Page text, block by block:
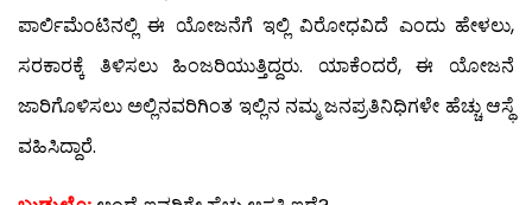
ಪಾರ್ಲಿಮೆಂಟಿನಲ್ಲಿ ಈ ಯೋಜನೆಗೆ ಇಲ್ಲಿ ವಿರೋಧವಿದೆ ಎಂದು ಹೇಳಲು,
ಸರಕಾರಕ್ಕೆ ತಿಳಿಸಲು ಹಿಂಜರಿಯುತ್ತಿದ್ದರು. ಯಾಕೆಂದರೆ, ಈ ಯೋಜನೆ
ಜಾರಿಗೊಳಿಸಲು ಅಲ್ಲಿನವರಿಗಿಂತ ಇಲ್ಲಿನ ನಮ್ಮ ಜನಪ್ರತಿನಿಧಿಗಳೇ ಹೆಚ್ಚು ಆಸ್ಥೆ
ವಹಿಸಿದ್ದಾರೆ.